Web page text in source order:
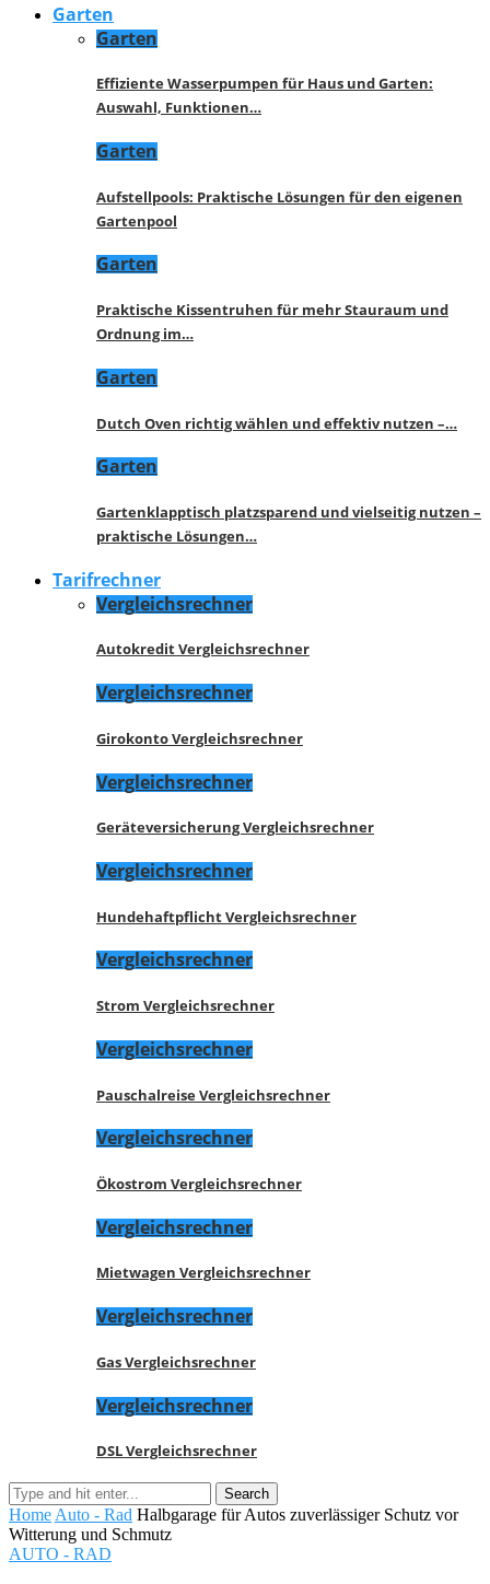
Garten
Garten
Effiziente Wasserpumpen für Haus und Garten:
Auswahl, Funktionen…
Garten
Aufstellpools: Praktische Lösungen für den eigenen
Gartenpool
Garten
Praktische Kissentruhen für mehr Stauraum und
Ordnung im…
Garten
Dutch Oven richtig wählen und effektiv nutzen –…
Garten
Gartenklapptisch platzsparend und vielseitig nutzen –
praktische Lösungen…
Tarifrechner
Vergleichsrechner
Autokredit Vergleichsrechner
Vergleichsrechner
Girokonto Vergleichsrechner
Vergleichsrechner
Geräteversicherung Vergleichsrechner
Vergleichsrechner
Hundehaftpflicht Vergleichsrechner
Vergleichsrechner
Strom Vergleichsrechner
Vergleichsrechner
Pauschalreise Vergleichsrechner
Vergleichsrechner
Ökostrom Vergleichsrechner
Vergleichsrechner
Mietwagen Vergleichsrechner
Vergleichsrechner
Gas Vergleichsrechner
Vergleichsrechner
DSL Vergleichsrechner
Home Auto - Rad Halbgarage für Autos zuverlässiger Schutz vor
Witterung und Schmutz
AUTO - RAD